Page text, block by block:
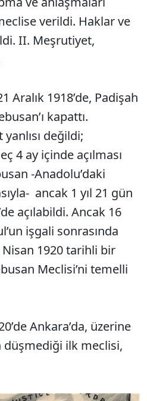
verildi. Haklar ve
II. Meşrutiyet,
Aralık 1918’de, Padişah
kapattı.
değildi;
4 ay içinde açılması
-Anadolu’daki
ancak 1 yıl 21 gün
açılabildi. Ancak 16
işgali sonrasında
1920 tarihli bir
Meclisi’ni temelli
Ankara’da, üzerine
düşmediği ilk meclisi,